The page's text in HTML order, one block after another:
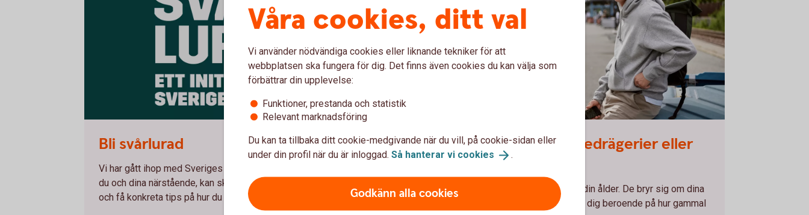
Bli svårlurad
Vi har gått ihop med Sveriges banker för att sprida kunskap om hur
du och dina närstående, kan skydda er mot bedrägerier. Läs mer
och få konkreta tips på hur du kan bli mer svårlurad.
Penningmålvakt, spelbedrägerier eller
spionprogram?
Bedragarna bryr sig inte om dig. Eller din ålder. De bryr sig om dina
pengar och använder olika sätt att lura dig beroende på hur gammal
Våra cookies, ditt val
Vi använder nödvändiga cookies eller liknande tekniker för att
webbplatsen ska fungera för dig. Det finns även cookies du kan välja som
förbättrar din upplevelse:
Funktioner, prestanda och statistik
Relevant marknadsföring
Du kan ta tillbaka ditt cookie-medgivande när du vill, på cookie-sidan eller
under din profil när du är inloggad. Så hanterar vi cookies .
Godkänn alla cookies